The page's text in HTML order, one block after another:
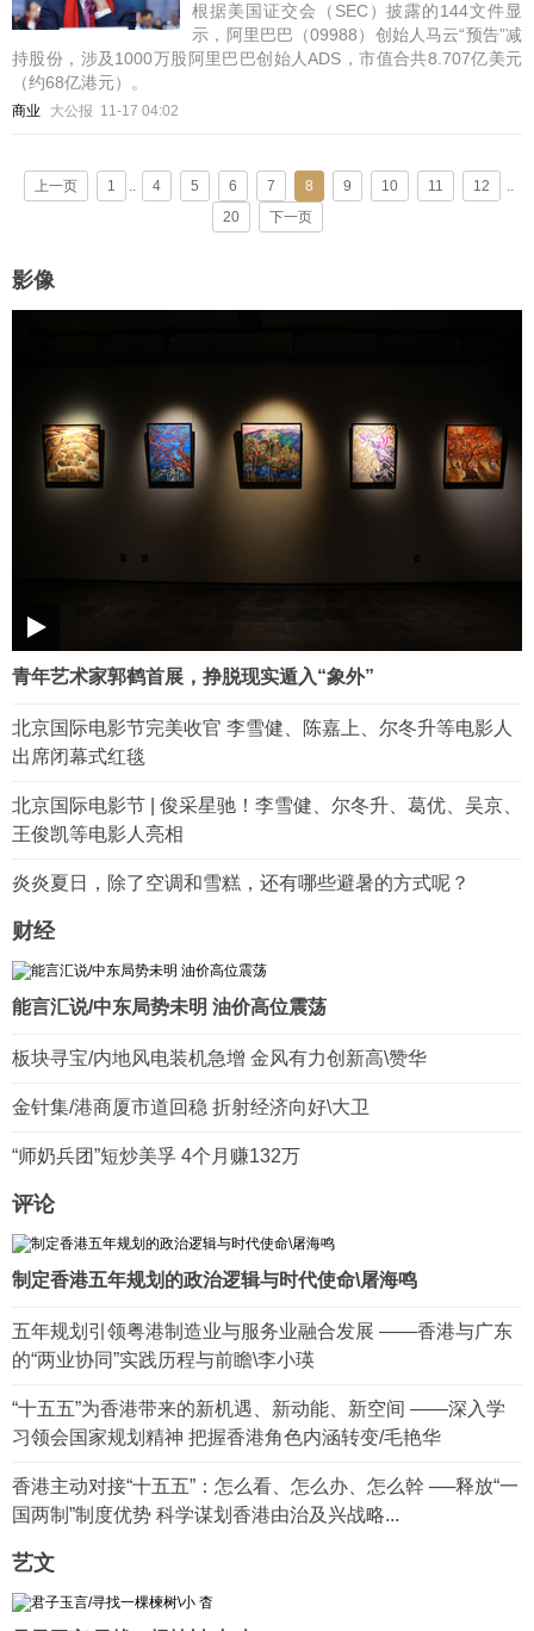
根据美国证交会（SEC）披露的144文件显
示，阿里巴巴（09988）创始人马云“预告”减
持股份，涉及1000万股阿里巴巴创始人ADS，市值合共8.707亿美元
（约68亿港元）。
商业 大公报 11-17 04:02
上一页 1 .. 4 5 6 7 8 9 10 11 12
..
20
下一页
影像
青年艺术家郭鹤首展，挣脱现实遁入“象外”
北京国际电影节完美收官 李雪健、陈嘉上、尔冬升等电影人
出席闭幕式红毯
北京国际电影节 | 俊采星驰！李雪健、尔冬升、葛优、吴京、
王俊凯等电影人亮相
炎炎夏日，除了空调和雪糕，还有哪些避暑的方式呢？
财经
能言汇说/中东局势未明 油价高位震荡
板块寻宝/内地风电装机急增 金风有力创新高\赞华
金针集/港商厦市道回稳 折射经济向好\大卫
“师奶兵团”短炒美孚 4个月赚132万
评论
制定香港五年规划的政治逻辑与时代使命\屠海鸣
五年规划引领粤港制造业与服务业融合发展 ——香港与广东
的“两业协同”实践历程与前瞻\李小瑛
“十五五”为香港带来的新机遇、新动能、新空间 ——深入学
习领会国家规划精神 把握香港角色内涵转变/毛艳华
香港主动对接“十五五”：怎么看、怎么办、怎么幹 ──释放“一
国两制”制度优势 科学谋划香港由治及兴战略...
艺文